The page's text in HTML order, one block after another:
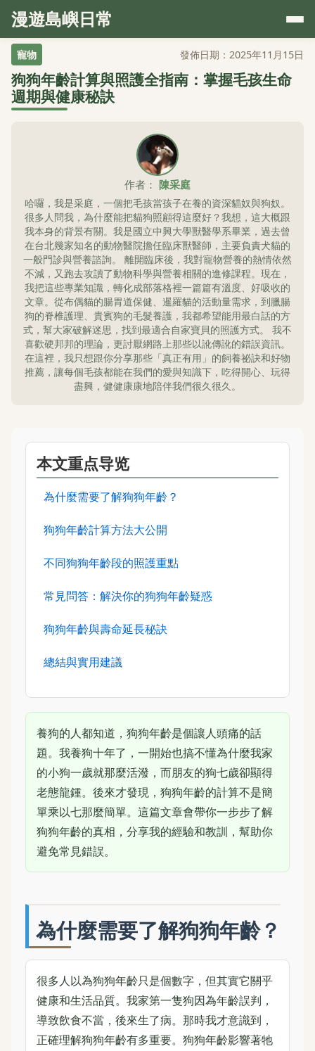
漫遊島嶼日常
寵物 發佈日期：2025年11月15日
狗狗年齡計算與照護全指南：掌握毛孩生命
週期與健康秘訣
作者： 陳采庭
哈囉，我是采庭，一個把毛孩當孩子在養的資深貓奴與狗奴。
很多人問我，為什麼能把貓狗照顧得這麼好？我想，這大概跟
我本身的背景有關。我是國立中興大學獸醫學系畢業，過去曾
在台北幾家知名的動物醫院擔任臨床獸醫師，主要負責犬貓的
一般門診與營養諮詢。 離開臨床後，我對寵物營養的熱情依然
不減，又跑去攻讀了動物科學與營養相關的進修課程。現在，
我把這些專業知識，轉化成部落格裡一篇篇有溫度、好吸收的
文章。從布偶貓的腸胃道保健、暹羅貓的活動量需求，到臘腸
狗的脊椎護理、貴賓狗的毛髮養護，我都希望能用最白話的方
式，幫大家破解迷思，找到最適合自家寶貝的照護方式。 我不
喜歡硬邦邦的理論，更討厭網路上那些以訛傳訛的錯誤資訊。
在這裡，我只想跟你分享那些「真正有用」的飼養祕訣和好物
推薦，讓每個毛孩都能在我們的愛與知識下，吃得開心、玩得
盡興，健健康康地陪伴我們很久很久。
本文重点导览
為什麼需要了解狗狗年齡？
狗狗年齡計算方法大公開
不同狗狗年齡段的照護重點
常見問答：解決你的狗狗年齡疑惑
狗狗年齡與壽命延長秘訣
總結與實用建議
養狗的人都知道，狗狗年齡是個讓人頭痛的話
題。我養狗十年了，一開始也搞不懂為什麼我家
的小狗一歲就那麼活潑，而朋友的狗七歲卻顯得
老態龍鍾。後來才發現，狗狗年齡的計算不是簡
單乘以七那麼簡單。這篇文章會帶你一步步了解
狗狗年齡的真相，分享我的經驗和教訓，幫助你
避免常見錯誤。
為什麼需要了解狗狗年齡？
很多人以為狗狗年齡只是個數字，但其實它關乎
健康和生活品質。我家第一隻狗因為年齡誤判，
導致飲食不當，後來生了病。那時我才意識到，
正確理解狗狗年齡有多重要。狗狗年齡影響著牠